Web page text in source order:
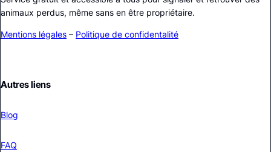
animaux perdus, même sans en être propriétaire.
Mentions légales – Politique de confidentalité
Autres liens
Blog
FAQ